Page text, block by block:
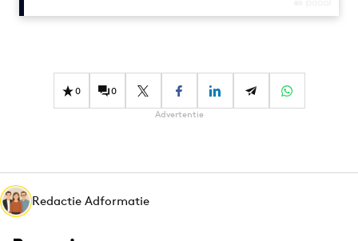
Design
Diversiteit
Effectiviteit
Martech
Media
Merkstrategie
0 0
Advertentie
Redactie Adformatie